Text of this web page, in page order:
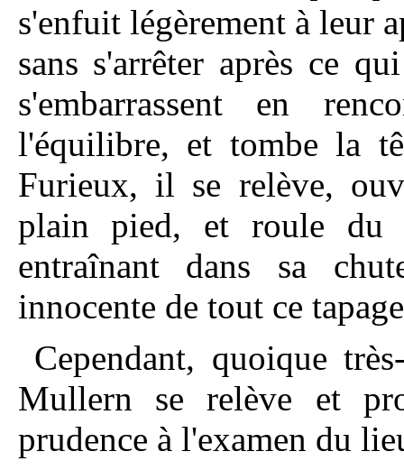
s'enfuit légèrement à leur
sans s'arrêter après ce
s'embarrassent en
l'équilibre, et tombe la
Furieux, il se relève,
plain pied, et roule du
entraînant dans sa
innocente de tout ce
Cependant, quoique
Mullern se relève et
prudence à l'examen du